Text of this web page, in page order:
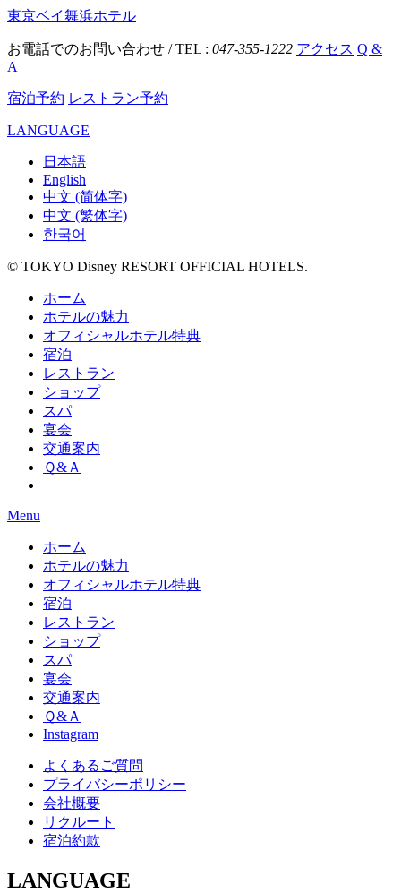
東京ベイ舞浜ホテル
お電話でのお問い合わせ / TEL : 047-355-1222 アクセス Q &
A
宿泊予約 レストラン予約
LANGUAGE
日本語
English
中文 (简体字)
中文 (繁体字)
한국어
© TOKYO Disney RESORT OFFICIAL HOTELS.
ホーム
ホテルの魅力
オフィシャルホテル特典
宿泊
レストラン
ショップ
スパ
宴会
交通案内
Ｑ&Ａ
Menu
ホーム
ホテルの魅力
オフィシャルホテル特典
宿泊
レストラン
ショップ
スパ
宴会
交通案内
Ｑ&Ａ
Instagram
よくあるご質問
プライバシーポリシー
会社概要
リクルート
宿泊約款
LANGUAGE